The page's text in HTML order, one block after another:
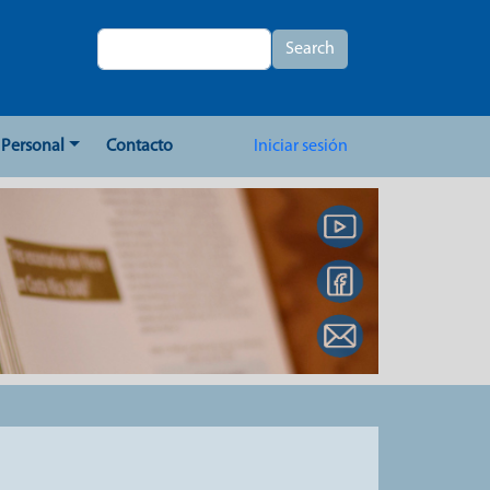
Search Search
Personal Contacto User account
Iniciar sesión